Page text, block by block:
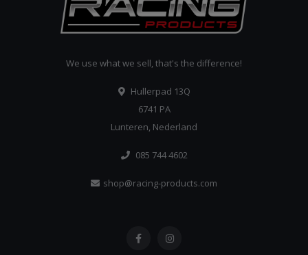
We use what we sell, that's the difference!
Hullerpad 13Q
6741 PA
Lunteren, Nederland
085 744 4602
shop@racing-products.com